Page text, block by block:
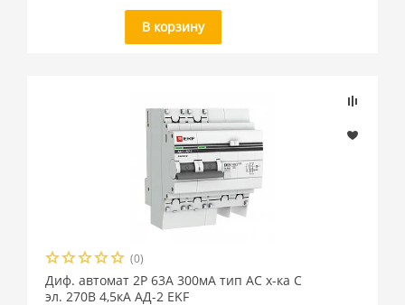
В корзину
(0)
Диф. автомат 2Р 63А 300мА тип АС х-ка C
эл. 270В 4,5кА АД-2 EKF